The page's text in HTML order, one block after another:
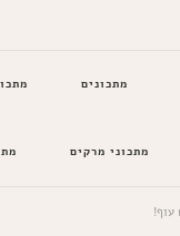
מתכונים
מתכוני מרקים
עוף!